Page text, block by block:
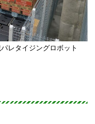
レタイジングロボット